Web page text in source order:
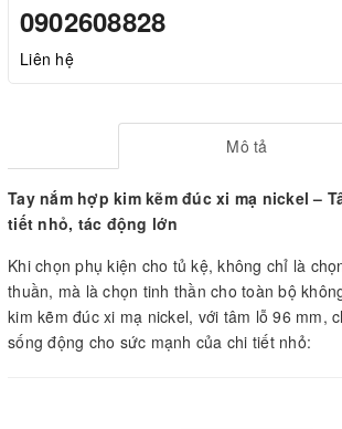
0902608828
Liên hệ
Mô tả
Tay nắm hợp kim kẽm đúc xi mạ nickel –
tiết nhỏ, tác động lớn
Khi chọn phụ kiện cho tủ kệ, không chỉ là
thuần, mà là chọn tinh thần cho toàn bộ
kim kẽm đúc xi mạ nickel, với tâm lỗ 96 mm,
sống động cho sức mạnh của chi tiết nhỏ: